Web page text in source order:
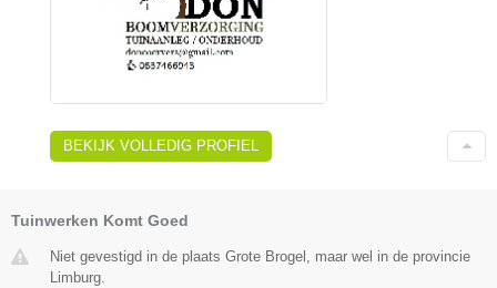
BEKIJK VOLLEDIG PROFIEL
Tuinwerken Komt Goed
Niet gevestigd in de plaats Grote Brogel, maar wel in de provincie
Limburg.